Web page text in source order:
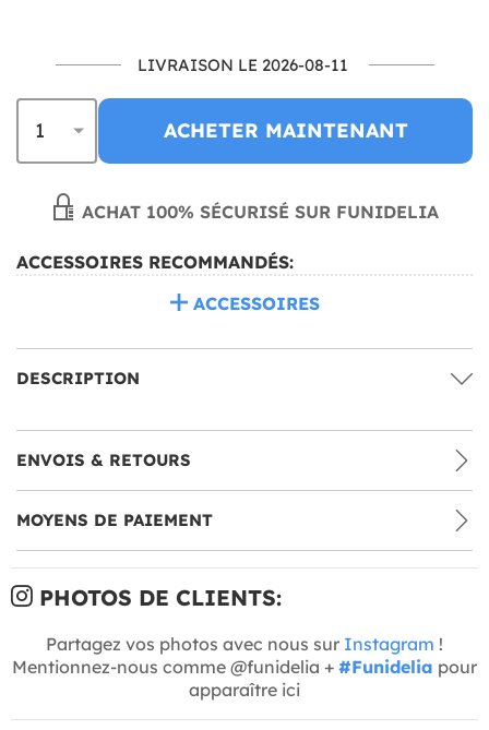
LIVRAISON LE 2026-08-11
ACHETER MAINTENANT
ACHAT 100% SÉCURISÉ SUR FUNIDELIA
ACCESSOIRES RECOMMANDÉS:
ACCESSOIRES
DESCRIPTION
ENVOIS & RETOURS
MOYENS DE PAIEMENT
PHOTOS DE CLIENTS:
Partagez vos photos avec nous sur Instagram !
Mentionnez-nous comme @funidelia + #Funidelia pour
apparaître ici